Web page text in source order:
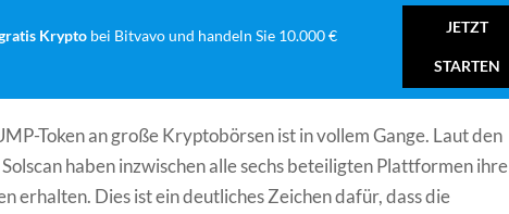
Krypto bei Bitvavo und handeln Sie 10.000 €
JETZT
STARTEN
Token an große Kryptobörsen ist in vollem Gange. Laut den
haben inzwischen alle sechs beteiligten Plattformen ihre
erhalten. Dies ist ein deutliches Zeichen dafür, dass die